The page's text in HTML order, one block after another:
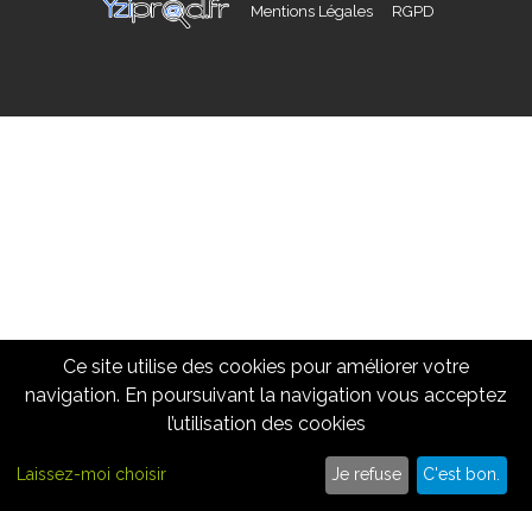
Mentions Légales RGPD
Cliquez ici pour nous appeler
09 86 10 62 15
Ce site utilise des cookies pour améliorer votre
navigation. En poursuivant la navigation vous acceptez
l’utilisation des cookies
Laissez-moi choisir Je refuse C'est bon.